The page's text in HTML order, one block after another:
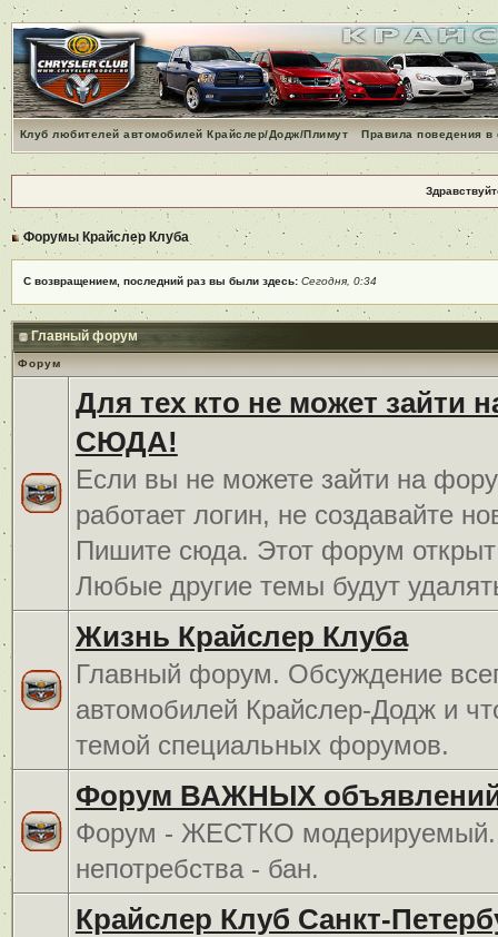
Клуб любителей автомобилей Крайслер/Додж/Плимут Правила поведения
Форумы Крайслер Клуба
С возвращением, последний раз вы были здесь: Сегодня, 0:34
Главный форум
Форум
Для тех кто не может зайти
СЮДА!
Если вы не можете зайти на
работает логин, не создавайте
Пишите сюда. Этот форум открыт
Любые другие темы будут
Жизнь Крайслер Клуба
Главный форум. Обсуждение
автомобилей Крайслер-Додж и
темой специальных форумов.
Форум ВАЖНЫХ
Форум - ЖЕСТКО
непотребства - бан.
Крайслер Клуб Санкт-